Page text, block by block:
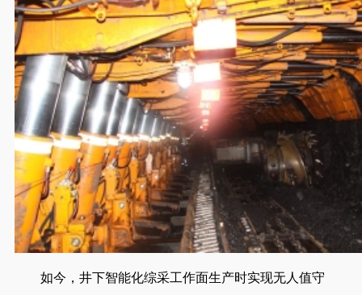
如今，井下智能化综采工作面生产时实现无人值守